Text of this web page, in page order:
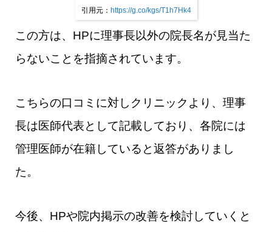
引用元： https://g.co/kgs/T1h7Hk4
この方は、HPに理事長以外の院長名が見当た
らないことを指摘されています。
こちらの口コミに対しクリニックより、理事
長は医師代表として記載しており、各院には
管理医師が在籍していると返答がありまし
た。
今後、HPや院内掲示の改善を検討していくと